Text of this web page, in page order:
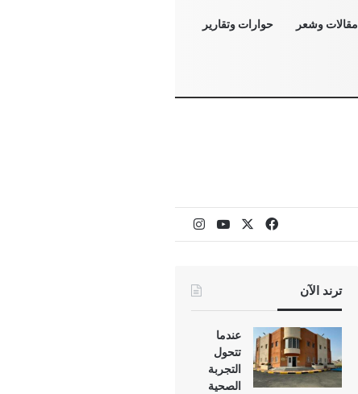
مقالات وشعر حوارات وتقارير
فيسبوك ‫YouTubeانستقرام
ترند الآن
عندما
تتحول
التجربة
الصحية